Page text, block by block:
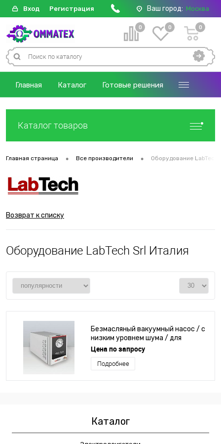
Вход Регистрация Ваш город: Москва
0 0 0
Главная Каталог Готовые решения
Каталог товаров
Главная страница • Все производители • Оборудование LabTech
Возврат к списку
Оборудование LabTech Srl Италия
Безмасляный вакуумный насос / с
низким уровнем шума / для
лаборатории / точный
Цена по запросу
Подробнее
Каталог